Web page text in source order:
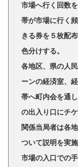
市場へ行く回数
帯が市場に行く
きる券を５枚配
色分けする。
各地区、県の人
ーンの経済室、
帯へ町内会を通
の出入り口にチ
関係当局者は各
ついて説明を実施
市場の入口での